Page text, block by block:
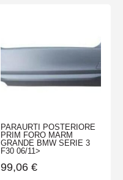
PARAURTI POSTERIORE
PRIM FORO MARM
GRANDE BMW SERIE 3
F30 06/11>
99,06 €